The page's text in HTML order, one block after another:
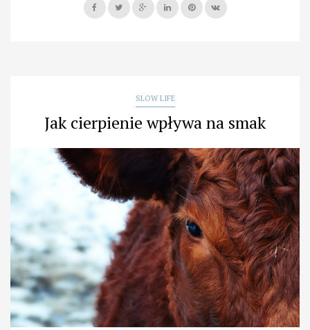
SLOW LIFE
Jak cierpienie wpływa na smak